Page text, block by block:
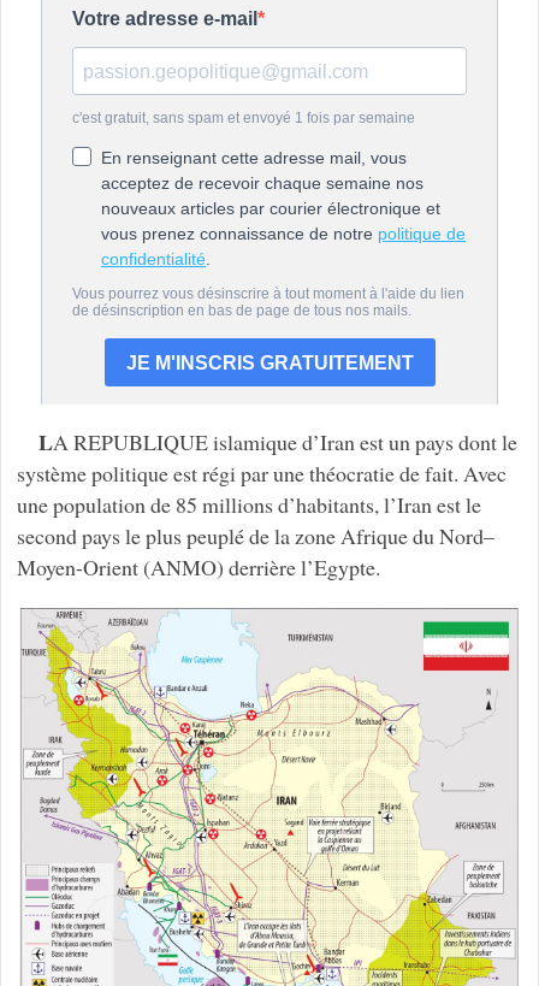
LA REPUBLIQUE islamique d’Iran est un pays dont le
système politique est régi par une théocratie de fait. Avec
une population de 85 millions d’habitants, l’Iran est le
second pays le plus peuplé de la zone Afrique du Nord–
Moyen-Orient (ANMO) derrière l’Egypte.